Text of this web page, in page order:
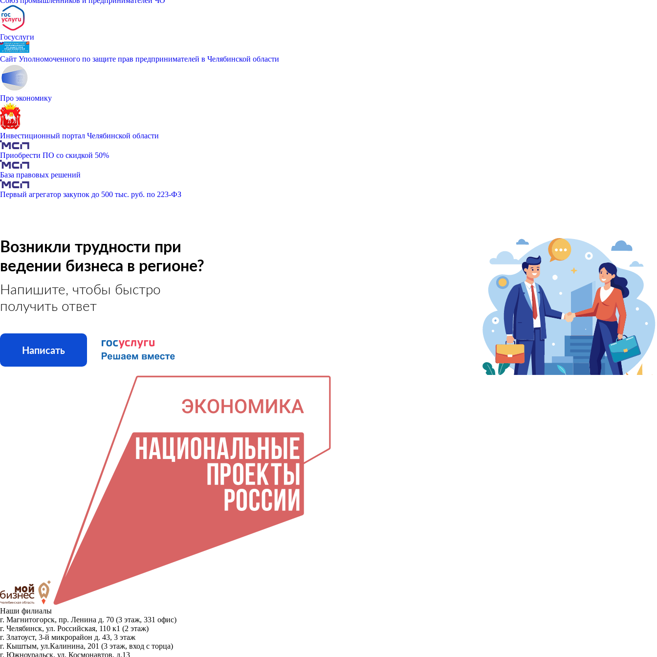
Госуслуги
Сайт Уполномоченного по защите прав предпринимателей в Челябинской области
Про экономику
Инвестиционный портал Челябинской области
Приобрести ПО со скидкой 50%
База правовых решений
Первый агрегатор закупок до 500 тыс. руб. по 223-ФЗ
Возникли трудности при
ведении бизнеса в регионе?
Напишите, чтобы быстро
получить ответ
Написать
Наши филиалы
г. Магнитогорск, пр. Ленина д. 70 (3 этаж, 331 офис)
г. Челябинск, ул. Российская, 110 к1 (2 этаж)
г. Златоуст, 3-й микрорайон д. 43, 3 этаж
г. Кыштым, ул.Калинина, 201 (3 этаж, вход с торца)
г. Южноуральск, ул. Космонавтов, д.13